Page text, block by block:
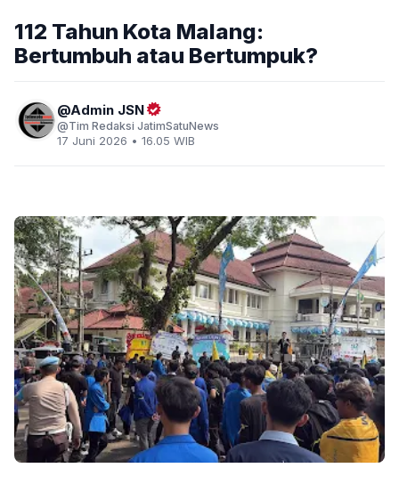
112 Tahun Kota Malang:
Bertumbuh atau Bertumpuk?
Admin JSN
Tim Redaksi JatimSatuNews
17 Juni 2026 • 16.05 WIB